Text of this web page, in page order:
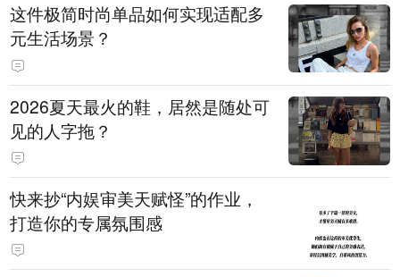
这件极简时尚单品如何实现适配多
元生活场景？
2026夏天最火的鞋，居然是随处可
见的人字拖？
快来抄“内娱审美天赋怪”的作业，
打造你的专属氛围感